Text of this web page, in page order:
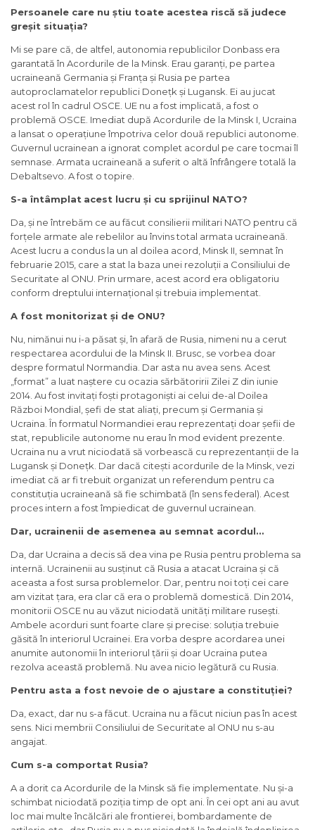
Persoanele care nu știu toate acestea riscă să judece
greșit situația?
Mi se pare că, de altfel, autonomia republicilor Donbass era
garantată în Acordurile de la Minsk. Erau garanți, pe partea
ucraineană Germania și Franța și Rusia pe partea
autoproclamatelor republici Donețk și Lugansk. Ei au jucat
acest rol în cadrul OSCE. UE nu a fost implicată, a fost o
problemă OSCE. Imediat după Acordurile de la Minsk I, Ucraina
a lansat o operațiune împotriva celor două republici autonome.
Guvernul ucrainean a ignorat complet acordul pe care tocmai îl
semnase. Armata ucraineană a suferit o altă înfrângere totală la
Debaltsevo. A fost o topire.
S-a întâmplat acest lucru și cu sprijinul NATO?
Da, și ne întrebăm ce au făcut consilierii militari NATO pentru că
forțele armate ale rebelilor au învins total armata ucraineană.
Acest lucru a condus la un al doilea acord, Minsk II, semnat în
februarie 2015, care a stat la baza unei rezoluții a Consiliului de
Securitate al ONU. Prin urmare, acest acord era obligatoriu
conform dreptului internațional și trebuia implementat.
A fost monitorizat și de ONU?
Nu, nimănui nu i-a păsat și, în afară de Rusia, nimeni nu a cerut
respectarea acordului de la Minsk II. Brusc, se vorbea doar
despre formatul Normandia. Dar asta nu avea sens. Acest
„format” a luat naștere cu ocazia sărbătoririi Zilei Z din iunie
2014. Au fost invitați foști protagoniști ai celui de-al Doilea
Război Mondial, șefi de stat aliați, precum și Germania și
Ucraina. În formatul Normandiei erau reprezentați doar șefii de
stat, republicile autonome nu erau în mod evident prezente.
Ucraina nu a vrut niciodată să vorbească cu reprezentanții de la
Lugansk și Donețk. Dar dacă citești acordurile de la Minsk, vezi
imediat că ar fi trebuit organizat un referendum pentru ca
constituția ucraineană să fie schimbată (în sens federal). Acest
proces intern a fost împiedicat de guvernul ucrainean.
Dar, ucrainenii de asemenea au semnat acordul…
Da, dar Ucraina a decis să dea vina pe Rusia pentru problema sa
internă. Ucrainenii au susținut că Rusia a atacat Ucraina și că
aceasta a fost sursa problemelor. Dar, pentru noi toți cei care
am vizitat țara, era clar că era o problemă domestică. Din 2014,
monitorii OSCE nu au văzut niciodată unități militare rusești.
Ambele acorduri sunt foarte clare și precise: soluția trebuie
găsită în interiorul Ucrainei. Era vorba despre acordarea unei
anumite autonomii în interiorul țării și doar Ucraina putea
rezolva această problemă. Nu avea nicio legătură cu Rusia.
Pentru asta a fost nevoie de o ajustare a constituției?
Da, exact, dar nu s-a făcut. Ucraina nu a făcut niciun pas în acest
sens. Nici membrii Consiliului de Securitate al ONU nu s-au
angajat.
Cum s-a comportat Rusia?
A a dorit ca Acordurile de la Minsk să fie implementate. Nu și-a
schimbat niciodată poziția timp de opt ani. În cei opt ani au avut
loc mai multe încălcări ale frontierei, bombardamente de